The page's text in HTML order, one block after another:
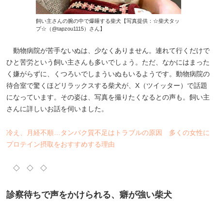
飼い主さんの腕の中で爆睡する柴犬【写真提供：☆柴犬タッ
プ☆（@tapzou1115）さん】
動物病院が苦手ないぬは、少なくありません。連れて行くだけで
ひと苦労という飼い主さんも多いでしょう。ただ、なかにはまった
く嫌がらずに、くつろいでしまういぬもいるようです。動物病院の
待合室で驚くほどリラックスする柴犬が、X（ツイッター）で話題
になっています。その姿は、写真を撮りたくなるとの声も。飼い主
さんに詳しいお話を伺いました。
冷え、月経不順…タンパク質不足はトラブルの原因 多くの女性に
プロテイン摂取をおすすめする理由
◇ ◇ ◇
診察待ちで声をかけられる、癖が強い柴犬